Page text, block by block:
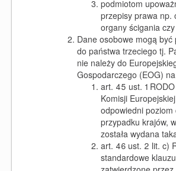
podmiotom
przepisy prawa np.
organy ścigania
Dane osobowe mogą być
do państwa trzeciego tj.
nie należy do
Gospodarczego (EOG)
art. 45 ust. 1
Komisji
odpowiedni
przypadku krajów,
została wydana
art. 46 ust. 2 lit. c)
standardowe